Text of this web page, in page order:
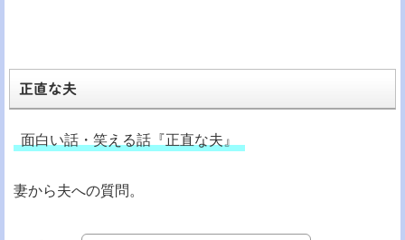
正直な夫
面白い話・笑える話『正直な夫』
妻から夫への質問。